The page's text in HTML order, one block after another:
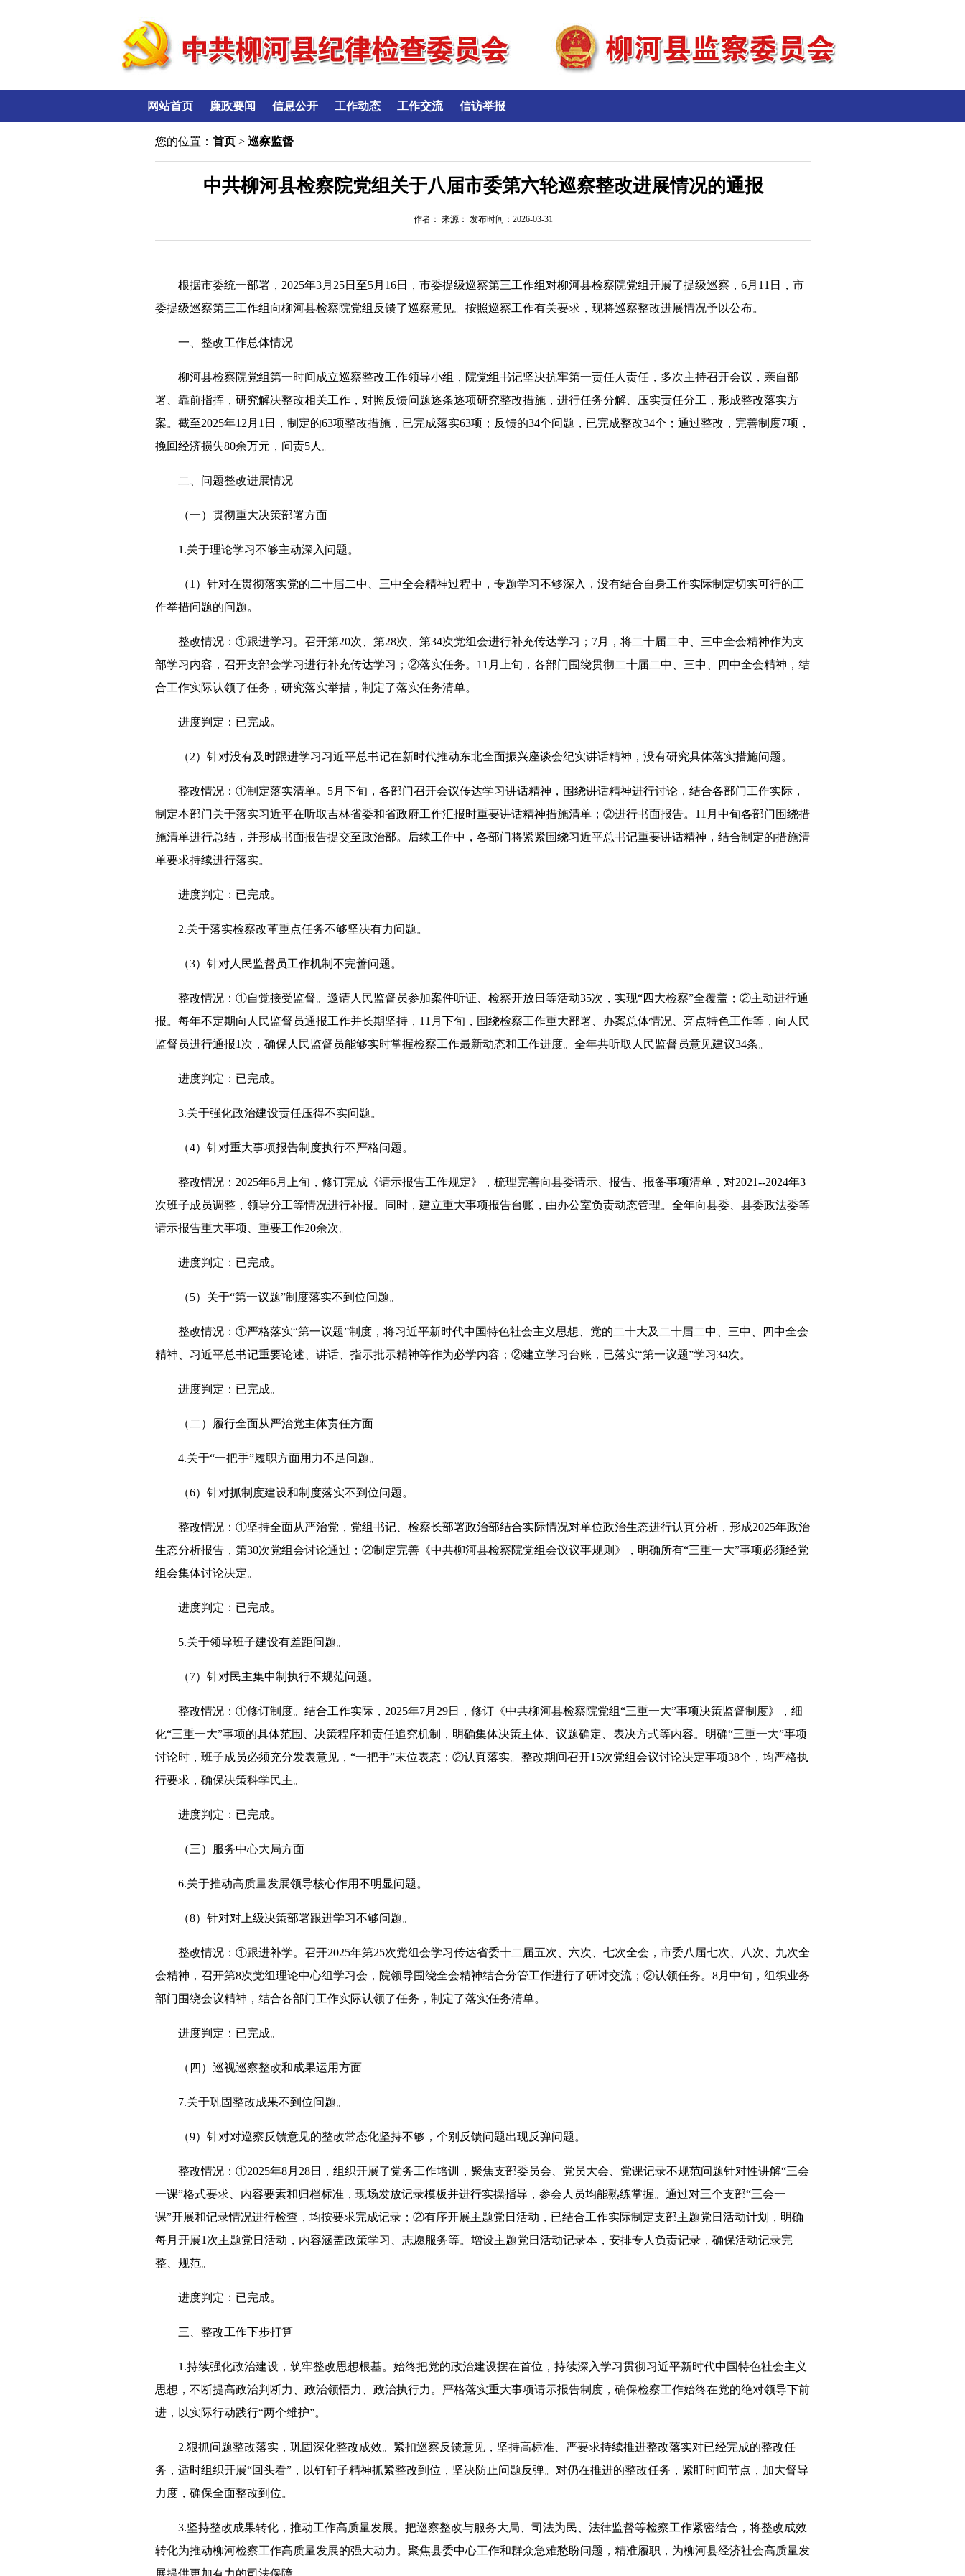
网站首页 廉政要闻 信息公开 工作动态 工作交流 信访举报
您的位置：首页 >巡察监督
中共柳河县检察院党组关于八届市委第六轮巡察整改进展情况的通报
作者： 来源： 发布时间：2026-03-31
根据市委统一部署，2025年3月25日至5月16日，市委提级巡察第三工作组对柳河县检察院党组开展了提级巡察，6月11日，市
委提级巡察第三工作组向柳河县检察院党组反馈了巡察意见。按照巡察工作有关要求，现将巡察整改进展情况予以公布。
一、整改工作总体情况
柳河县检察院党组第一时间成立巡察整改工作领导小组，院党组书记坚决抗牢第一责任人责任，多次主持召开会议，亲自部
署、靠前指挥，研究解决整改相关工作，对照反馈问题逐条逐项研究整改措施，进行任务分解、压实责任分工，形成整改落实方
案。截至2025年12月1日，制定的63项整改措施，已完成落实63项；反馈的34个问题，已完成整改34个；通过整改，完善制度7项，
挽回经济损失80余万元，问责5人。
二、问题整改进展情况
（一）贯彻重大决策部署方面
1.关于理论学习不够主动深入问题。
（1）针对在贯彻落实党的二十届二中、三中全会精神过程中，专题学习不够深入，没有结合自身工作实际制定切实可行的工
作举措问题的问题。
整改情况：①跟进学习。召开第20次、第28次、第34次党组会进行补充传达学习；7月，将二十届二中、三中全会精神作为支
部学习内容，召开支部会学习进行补充传达学习；②落实任务。11月上旬，各部门围绕贯彻二十届二中、三中、四中全会精神，结
合工作实际认领了任务，研究落实举措，制定了落实任务清单。
进度判定：已完成。
（2）针对没有及时跟进学习习近平总书记在新时代推动东北全面振兴座谈会纪实讲话精神，没有研究具体落实措施问题。
整改情况：①制定落实清单。5月下旬，各部门召开会议传达学习讲话精神，围绕讲话精神进行讨论，结合各部门工作实际，
制定本部门关于落实习近平在听取吉林省委和省政府工作汇报时重要讲话精神措施清单；②进行书面报告。11月中旬各部门围绕措
施清单进行总结，并形成书面报告提交至政治部。后续工作中，各部门将紧紧围绕习近平总书记重要讲话精神，结合制定的措施清
单要求持续进行落实。
进度判定：已完成。
2.关于落实检察改革重点任务不够坚决有力问题。
（3）针对人民监督员工作机制不完善问题。
整改情况：①自觉接受监督。邀请人民监督员参加案件听证、检察开放日等活动35次，实现“四大检察”全覆盖；②主动进行通
报。每年不定期向人民监督员通报工作并长期坚持，11月下旬，围绕检察工作重大部署、办案总体情况、亮点特色工作等，向人民
监督员进行通报1次，确保人民监督员能够实时掌握检察工作最新动态和工作进度。全年共听取人民监督员意见建议34条。
进度判定：已完成。
3.关于强化政治建设责任压得不实问题。
（4）针对重大事项报告制度执行不严格问题。
整改情况：2025年6月上旬，修订完成《请示报告工作规定》，梳理完善向县委请示、报告、报备事项清单，对2021--2024年3
次班子成员调整，领导分工等情况进行补报。同时，建立重大事项报告台账，由办公室负责动态管理。全年向县委、县委政法委等
请示报告重大事项、重要工作20余次。
进度判定：已完成。
（5）关于“第一议题”制度落实不到位问题。
整改情况：①严格落实“第一议题”制度，将习近平新时代中国特色社会主义思想、党的二十大及二十届二中、三中、四中全会
精神、习近平总书记重要论述、讲话、指示批示精神等作为必学内容；②建立学习台账，已落实“第一议题”学习34次。
进度判定：已完成。
（二）履行全面从严治党主体责任方面
4.关于“一把手”履职方面用力不足问题。
（6）针对抓制度建设和制度落实不到位问题。
整改情况：①坚持全面从严治党，党组书记、检察长部署政治部结合实际情况对单位政治生态进行认真分析，形成2025年政治
生态分析报告，第30次党组会讨论通过；②制定完善《中共柳河县检察院党组会议议事规则》，明确所有“三重一大”事项必须经党
组会集体讨论决定。
进度判定：已完成。
5.关于领导班子建设有差距问题。
（7）针对民主集中制执行不规范问题。
整改情况：①修订制度。结合工作实际，2025年7月29日，修订《中共柳河县检察院党组“三重一大”事项决策监督制度》，细
化“三重一大”事项的具体范围、决策程序和责任追究机制，明确集体决策主体、议题确定、表决方式等内容。明确“三重一大”事项
讨论时，班子成员必须充分发表意见，“一把手”末位表态；②认真落实。整改期间召开15次党组会议讨论决定事项38个，均严格执
行要求，确保决策科学民主。
进度判定：已完成。
（三）服务中心大局方面
6.关于推动高质量发展领导核心作用不明显问题。
（8）针对对上级决策部署跟进学习不够问题。
整改情况：①跟进补学。召开2025年第25次党组会学习传达省委十二届五次、六次、七次全会，市委八届七次、八次、九次全
会精神，召开第8次党组理论中心组学习会，院领导围绕全会精神结合分管工作进行了研讨交流；②认领任务。8月中旬，组织业务
部门围绕会议精神，结合各部门工作实际认领了任务，制定了落实任务清单。
进度判定：已完成。
（四）巡视巡察整改和成果运用方面
7.关于巩固整改成果不到位问题。
（9）针对对巡察反馈意见的整改常态化坚持不够，个别反馈问题出现反弹问题。
整改情况：①2025年8月28日，组织开展了党务工作培训，聚焦支部委员会、党员大会、党课记录不规范问题针对性讲解“三会
一课”格式要求、内容要素和归档标准，现场发放记录模板并进行实操指导，参会人员均能熟练掌握。通过对三个支部“三会一
课”开展和记录情况进行检查，均按要求完成记录；②有序开展主题党日活动，已结合工作实际制定支部主题党日活动计划，明确
每月开展1次主题党日活动，内容涵盖政策学习、志愿服务等。增设主题党日活动记录本，安排专人负责记录，确保活动记录完
整、规范。
进度判定：已完成。
三、整改工作下步打算
1.持续强化政治建设，筑牢整改思想根基。始终把党的政治建设摆在首位，持续深入学习贯彻习近平新时代中国特色社会主义
思想，不断提高政治判断力、政治领悟力、政治执行力。严格落实重大事项请示报告制度，确保检察工作始终在党的绝对领导下前
进，以实际行动践行“两个维护”。
2.狠抓问题整改落实，巩固深化整改成效。紧扣巡察反馈意见，坚持高标准、严要求持续推进整改落实对已经完成的整改任
务，适时组织开展“回头看”，以钉钉子精神抓紧整改到位，坚决防止问题反弹。对仍在推进的整改任务，紧盯时间节点，加大督导
力度，确保全面整改到位。
3.坚持整改成果转化，推动工作高质量发展。把巡察整改与服务大局、司法为民、法律监督等检察工作紧密结合，将整改成效
转化为推动柳河检察工作高质量发展的强大动力。聚焦县委中心工作和群众急难愁盼问题，精准履职，为柳河县经济社会高质量发
展提供更加有力的司法保障。